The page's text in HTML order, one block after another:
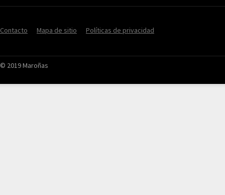
Contacto Mapa de sitio Políticas de privacidad
© 2019 Maroñas